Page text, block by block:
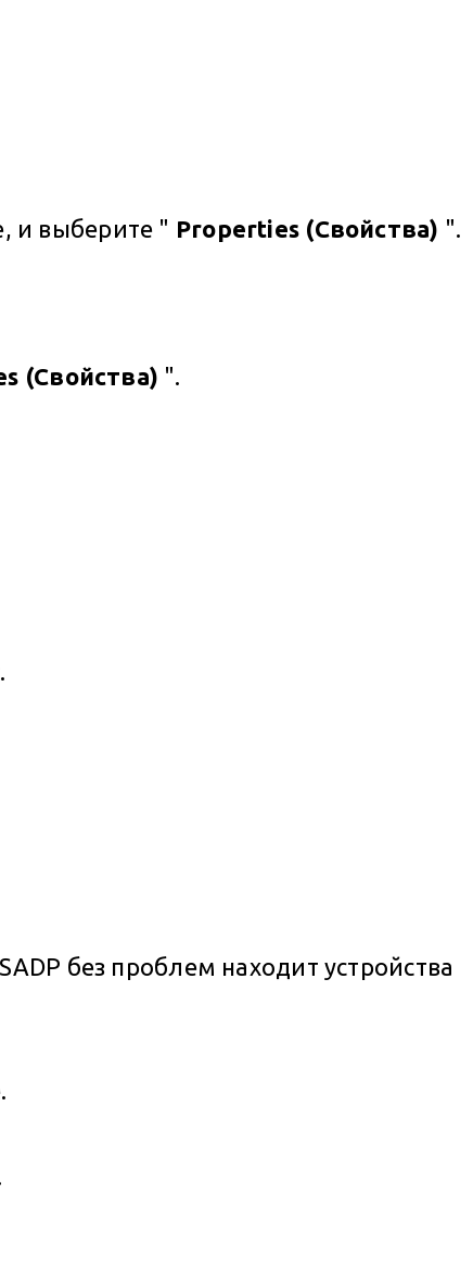
и выберите " Properties (Свойства) ".
(Свойства) ".
без проблем находит устройства